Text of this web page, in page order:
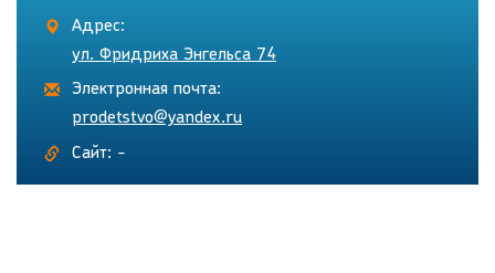
Адрес:
ул. Фридриха Энгельса 74
Электронная почта:
prodetstvo@yandex.ru
Сайт: -